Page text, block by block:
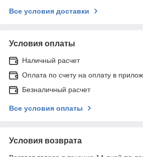
Все условия доставки
Условия оплаты
Наличный расчет
Оплата по счету на оплату в
Безналичный расчет
Все условия оплаты
Условия возврата